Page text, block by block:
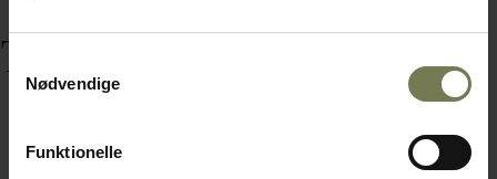
Nødvendige
Funktionelle
Tilbehør